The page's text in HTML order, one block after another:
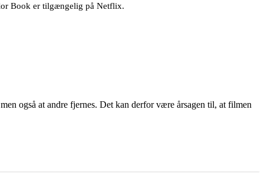
Book er tilgængelig på Netflix.
også at andre fjernes. Det kan derfor være årsagen til, at filmen